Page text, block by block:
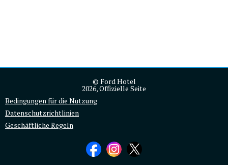
© Ford Hotel
2026, Offizielle Seite
Bedingungen für die Nutzung
Datenschutzrichtlinien
Geschäftliche Regeln